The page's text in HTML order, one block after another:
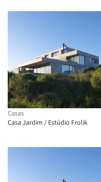
Casas
Casa Jardim / Estúdio Frolik